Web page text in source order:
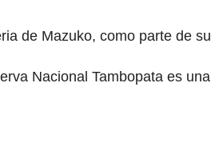
de Mazuko, como parte de
Nacional Tambopata es